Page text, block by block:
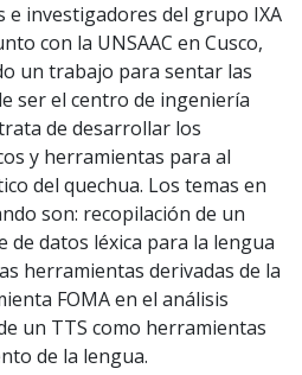
investigadores del grupo IXA
con la UNSAAC en Cusco,
un trabajo para sentar las
ser el centro de ingeniería
de desarrollar los
y herramientas para al
del quechua. Los temas en
son: recopilación de un
de datos léxica para la lengua
herramientas derivadas de la
FOMA en el análisis
un TTS como herramientas
de la lengua.